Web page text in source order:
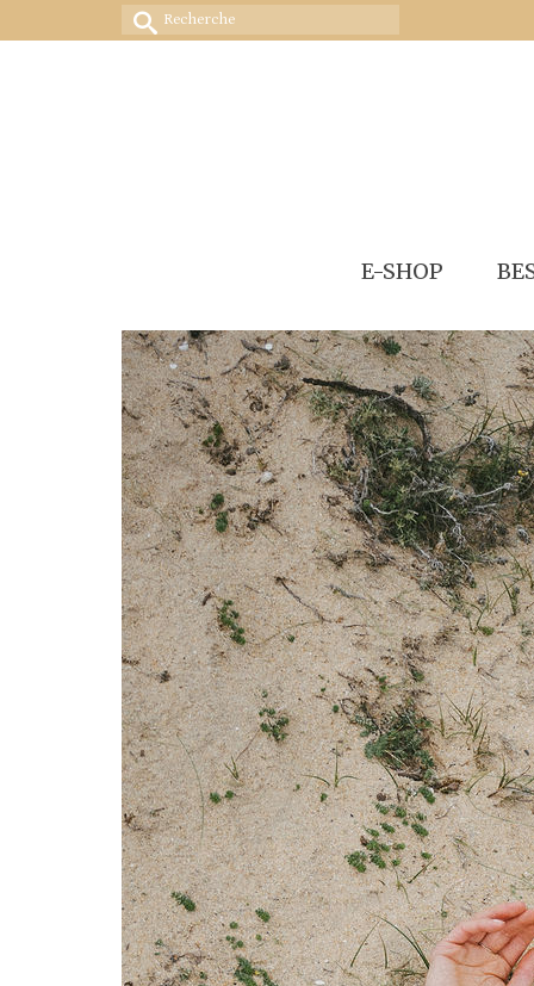
Rechercher :
E-SHOP